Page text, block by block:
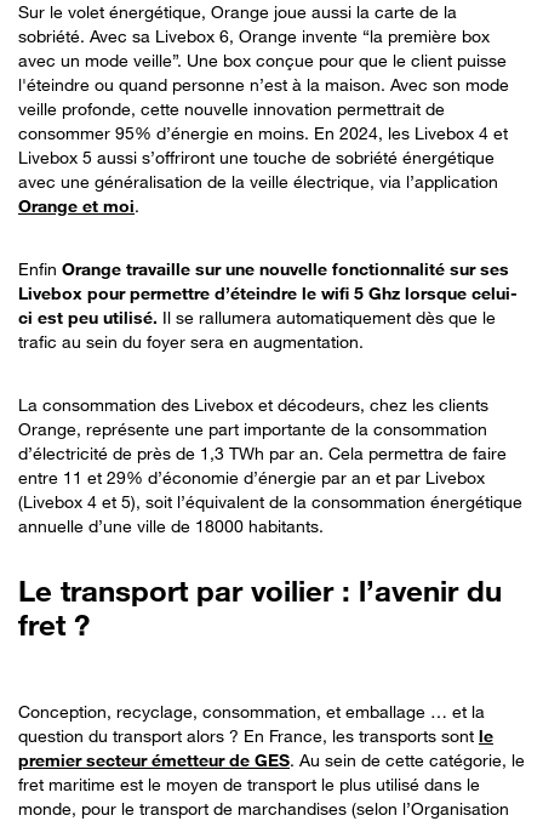
Sur le volet énergétique, Orange joue aussi la carte de la
sobriété. Avec sa Livebox 6, Orange invente “la première box
avec un mode veille”. Une box conçue pour que le client puisse
l'éteindre ou quand personne n’est à la maison. Avec son mode
veille profonde, cette nouvelle innovation permettrait de
consommer 95% d’énergie en moins. En 2024, les Livebox 4 et
Livebox 5 aussi s’offriront une touche de sobriété énergétique
avec une généralisation de la veille électrique, via l’application
Orange et moi.
Enfin Orange travaille sur une nouvelle fonctionnalité sur ses
Livebox pour permettre d’éteindre le wifi 5 Ghz lorsque celui-
ci est peu utilisé. Il se rallumera automatiquement dès que le
trafic au sein du foyer sera en augmentation.
La consommation des Livebox et décodeurs, chez les clients
Orange, représente une part importante de la consommation
d’électricité de près de 1,3 TWh par an. Cela permettra de faire
entre 11 et 29% d’économie d’énergie par an et par Livebox
(Livebox 4 et 5), soit l’équivalent de la consommation énergétique
annuelle d’une ville de 18000 habitants.
Le transport par voilier : l’avenir du
fret ?
Conception, recyclage, consommation, et emballage … et la
question du transport alors ? En France, les transports sont le
premier secteur émetteur de GES. Au sein de cette catégorie, le
fret maritime est le moyen de transport le plus utilisé dans le
monde, pour le transport de marchandises (selon l’Organisation